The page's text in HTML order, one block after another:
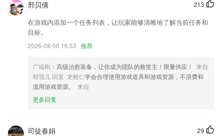
修改连接耳机提示问题，新增自定义名称。
会议支持排序分组
优化其他产品使用体验。
修复无法进入软件的问题。
联系我们
以上就是118网地址之家的介绍，如果您喜欢这款软件，您可以到应用商
213
邢贝倩
在游戏内添加一个任务列表，让玩家能够清晰地了解当前任务和
目标。
2026-08-08 16:53 推荐
广福刚 ：高级治愈装备，让你成为团队的救世主！限量供应！
来自
程强儿 回复 龙榕仁学会合理使用游戏道具和游戏资源，不浪费和
滥用游戏资源。
来自
更多回复
29
司徒春娟